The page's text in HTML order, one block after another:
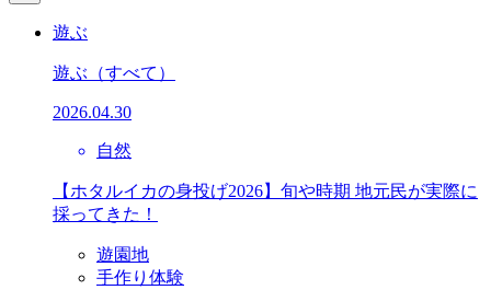
遊ぶ
遊ぶ （すべて）
2026.04.30
自然
【ホタルイカの身投げ2026】旬や時期 地元民が実際に
採ってきた！
遊園地
手作り体験